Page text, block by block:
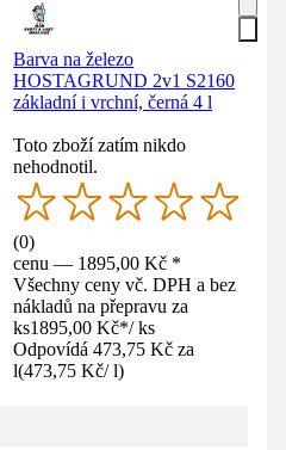
Barva na železo
HOSTAGRUND 2v1 S2160
základní i vrchní, černá 4 l
Toto zboží zatím nikdo
nehodnotil.
(0)
cenu — 1895,00 Kč *
Všechny ceny vč. DPH a bez
nákladů na přepravu za
ks1895,00 Kč*/ ks
Odpovídá 473,75 Kč za
l(473,75 Kč/ l)